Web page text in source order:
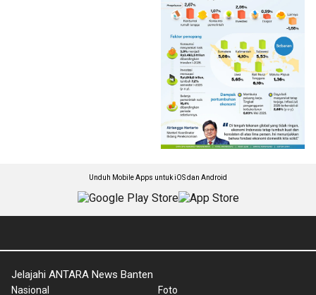
Unduh Mobile Apps untuk iOS dan Android
Jelajahi ANTARA News Banten
Nasional
Foto